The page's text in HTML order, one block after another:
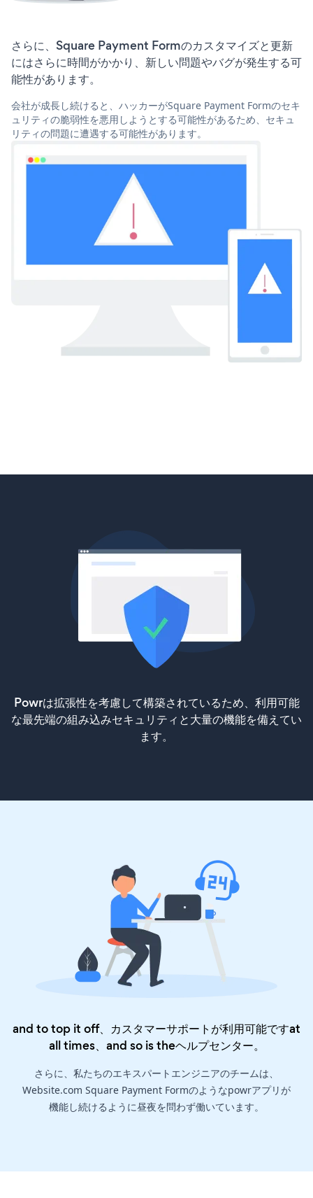
さらに、Square Payment Formのカスタマイズと更新
にはさらに時間がかかり、新しい問題やバグが発生する可
能性があります。
会社が成長し続けると、ハッカーがSquare Payment Formのセキ
ュリティの脆弱性を悪用しようとする可能性があるため、セキュ
リティの問題に遭遇する可能性があります。
Powrは拡張性を考慮して構築されているため、利用可能
な最先端の組み込みセキュリティと大量の機能を備えてい
ます。
and to top it off、カスタマーサポートが利用可能ですat
all times、and so is theヘルプセンター。
さらに、私たちのエキスパートエンジニアのチームは、
Website.com Square Payment Formのようなpowrアプリが
機能し続けるように昼夜を問わず働いています。